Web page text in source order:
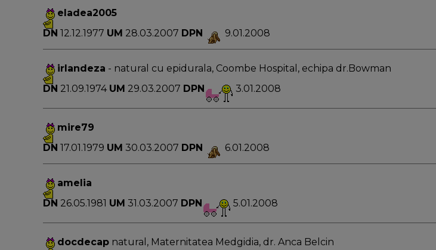
eladea2005
DN 12.12.1977 UM 28.03.2007 DPN 9.01.2008
irlandeza - natural cu epidurala, Coombe Hospital, echipa dr.Bowman
DN 21.09.1974 UM 29.03.2007 DPN 3.01.2008
mire79
DN 17.01.1979 UM 30.03.2007 DPN 6.01.2008
amelia
DN 26.05.1981 UM 31.03.2007 DPN 5.01.2008
docdecap natural, Maternitatea Medgidia, dr. Anca Belcin